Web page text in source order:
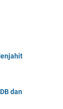
dan